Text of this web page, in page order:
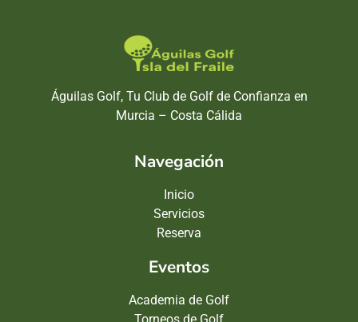
Águilas Golf, Tu Club de Golf de Confianza en
Murcia – Costa Cálida
Navegación
Inicio
Servicios
Reserva
Eventos
Academia de Golf
Torneos de Golf